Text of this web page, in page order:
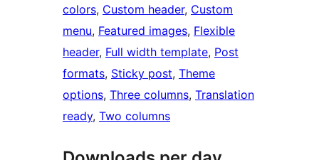
colors, Custom header, Custom
menu, Featured images, Flexible
header, Full width template, Post
formats, Sticky post, Theme
options, Three columns, Translation
ready, Two columns